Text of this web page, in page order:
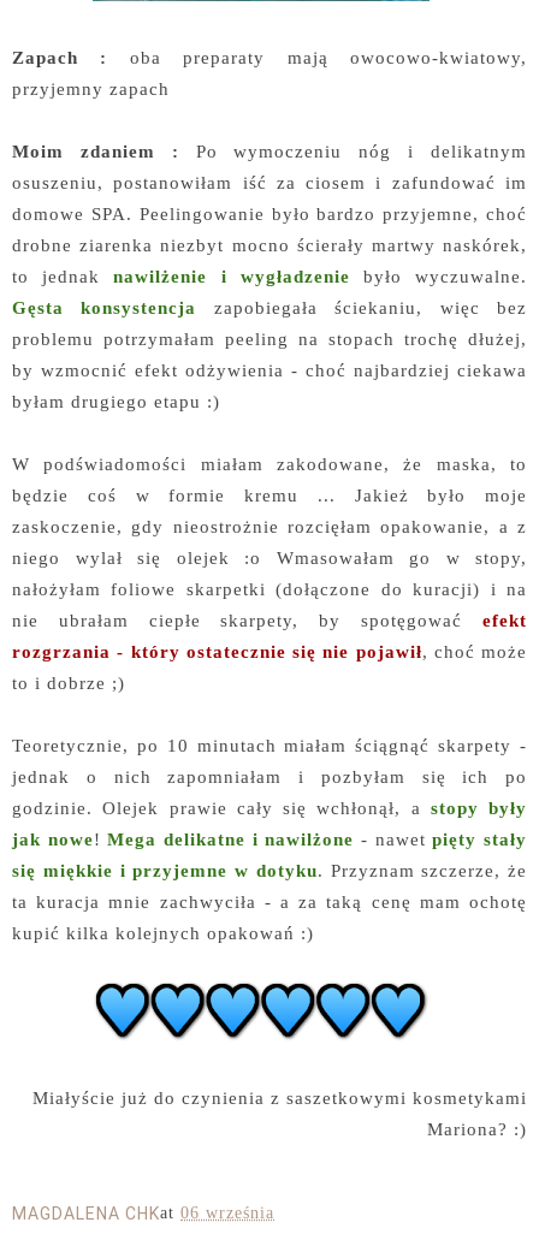
Zapach : oba preparaty mają owocowo-kwiatowy,
przyjemny zapach
Moim zdaniem : Po wymoczeniu nóg i delikatnym
osuszeniu, postanowiłam iść za ciosem i zafundować im
domowe SPA. Peelingowanie było bardzo przyjemne, choć
drobne ziarenka niezbyt mocno ścierały martwy naskórek,
to jednaknawilżenie i wygładzenie było wyczuwalne.
Gęsta konsystencja
zapobiegała ściekaniu, więc bez
problemu potrzymałam peeling na stopach trochę dłużej,
by wzmocnić efekt odżywienia - choć najbardziej ciekawa
byłam drugiego etapu :)
W podświadomości miałam zakodowane, że maska, to
będzie coś w formie kremu ... Jakież było moje
zaskoczenie, gdy nieostrożnie rozcięłam opakowanie, a z
niego wylał się olejek :o Wmasowałam go w stopy,
nałożyłam foliowe skarpetki (dołączone do kuracji) i na
nie ubrałam ciepłe skarpety, by spotęgować efekt
rozgrzania - który ostatecznie się nie pojawił, choć może
to i dobrze ;)
Teoretycznie, po 10 minutach miałam ściągnąć skarpety -
jednak o nich zapomniałam i pozbyłam się ich po
godzinie. Olejek prawie cały się wchłonął, a stopy były
jak nowe!Mega delikatne i nawilżone - nawetpięty stały
się miękkie i przyjemne w dotyku. Przyznam szczerze, że
ta kuracja mnie zachwyciła - a za taką cenę mam ochotę
kupić kilka kolejnych opakowań :)
Miałyście już do czynienia z saszetkowymi kosmetykami
Mariona? :)
MAGDALENA CHKat 06 września